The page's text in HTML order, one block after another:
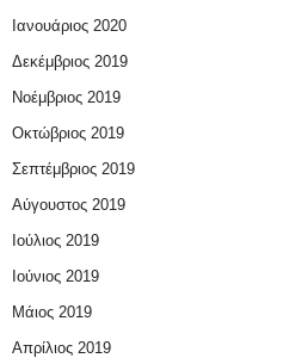
Ιανουάριος 2020
Δεκέμβριος 2019
Νοέμβριος 2019
Οκτώβριος 2019
Σεπτέμβριος 2019
Αύγουστος 2019
Ιούλιος 2019
Ιούνιος 2019
Μάιος 2019
Απρίλιος 2019